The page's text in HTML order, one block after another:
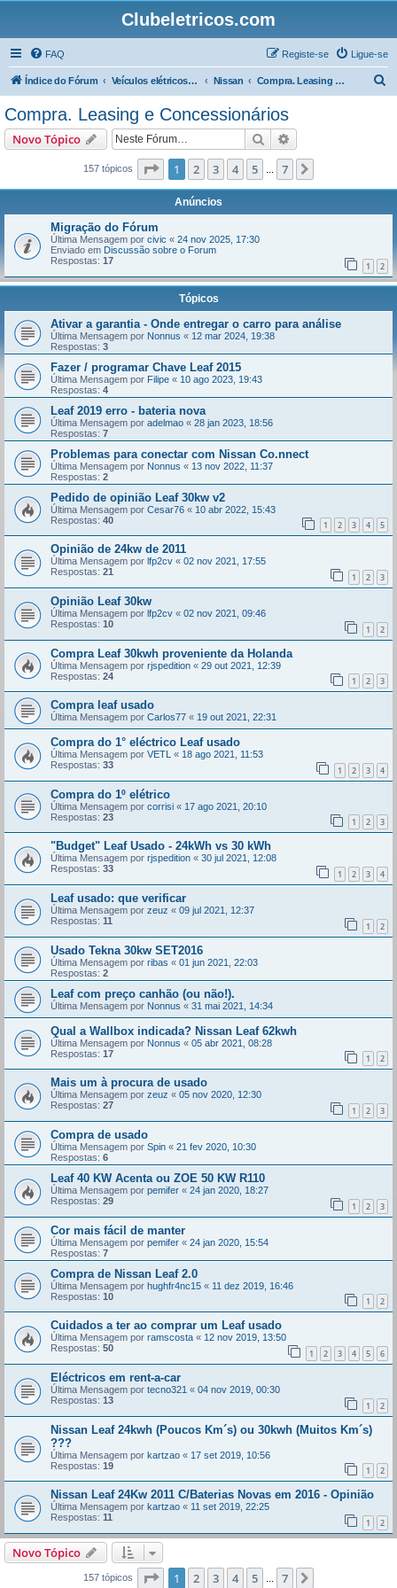
Clubeletricos.com
FAQ Ligue-se
Registe-se
Índice do Fórum Veículos elétricos e híbridos plug-in Nissan Compra. Leasing e Concessionários
Compra. Leasing e Concessionários
Novo Tópico Pesquisar
157 tópicos Página de
1 2 3 4 5 7
Anúncios
Migração do Fórum
Última Mensagem por civic « 24 nov 2025, 17:30
Enviado em Discussão sobre o Forum
Respostas: 17 1 2
Tópicos
Ativar a garantia - Onde entregar o carro para análise
Última Mensagem por Nonnus « 12 mar 2024, 19:38
Respostas: 3
Fazer / programar Chave Leaf 2015
Última Mensagem por Filipe « 10 ago 2023, 19:43
Respostas: 4
Leaf 2019 erro - bateria nova
Última Mensagem por adelmao « 28 jan 2023, 18:56
Respostas: 7
Problemas para conectar com Nissan Co.nnect
Última Mensagem por Nonnus « 13 nov 2022, 11:37
Respostas: 2
Pedido de opinião Leaf 30kw v2
Última Mensagem por Cesar76 « 10 abr 2022, 15:43
Respostas: 40 1 2 3 4 5
Opinião de 24kw de 2011
Última Mensagem por lfp2cv « 02 nov 2021, 17:55
Respostas: 21 1 2 3
Opinião Leaf 30kw
Última Mensagem por lfp2cv « 02 nov 2021, 09:46
Respostas: 10 1 2
Compra Leaf 30kwh proveniente da Holanda
Última Mensagem por rjspedition « 29 out 2021, 12:39
Respostas: 24 1 2 3
Compra leaf usado
Última Mensagem por Carlos77 « 19 out 2021, 22:31
Compra do 1° eléctrico Leaf usado
Última Mensagem por VETL « 18 ago 2021, 11:53
Respostas: 33 1 2 3 4
Compra do 1º elétrico
Última Mensagem por corrisi « 17 ago 2021, 20:10
Respostas: 23 1 2 3
"Budget" Leaf Usado - 24kWh vs 30 kWh
Última Mensagem por rjspedition « 30 jul 2021, 12:08
Respostas: 33 1 2 3 4
Leaf usado: que verificar
Última Mensagem por zeuz « 09 jul 2021, 12:37
Respostas: 11 1 2
Usado Tekna 30kw SET2016
Última Mensagem por ribas « 01 jun 2021, 22:03
Respostas: 2
Leaf com preço canhão (ou não!).
Última Mensagem por Nonnus « 31 mai 2021, 14:34
Qual a Wallbox indicada? Nissan Leaf 62kwh
Última Mensagem por Nonnus « 05 abr 2021, 08:28
Respostas: 17 1 2
Mais um à procura de usado
Última Mensagem por zeuz « 05 nov 2020, 12:30
Respostas: 27 1 2 3
Compra de usado
Última Mensagem por Spin « 21 fev 2020, 10:30
Respostas: 6
Leaf 40 KW Acenta ou ZOE 50 KW R110
Última Mensagem por pemifer « 24 jan 2020, 18:27
Respostas: 29 1 2 3
Cor mais fácil de manter
Última Mensagem por pemifer « 24 jan 2020, 15:54
Respostas: 7
Compra de Nissan Leaf 2.0
Última Mensagem por hughfr4nc15 « 11 dez 2019, 16:46
Respostas: 10 1 2
Cuidados a ter ao comprar um Leaf usado
Última Mensagem por ramscosta « 12 nov 2019, 13:50
Respostas: 50 1 2 3 4 5 6
Eléctricos em rent-a-car
Última Mensagem por tecno321 « 04 nov 2019, 00:30
Respostas: 13 1 2
Nissan Leaf 24kwh (Poucos Km´s) ou 30kwh (Muitos Km´s)
???
Última Mensagem por kartzao « 17 set 2019, 10:56
Respostas: 19 1 2
Nissan Leaf 24Kw 2011 C/Baterias Novas em 2016 - Opinião
Última Mensagem por kartzao « 11 set 2019, 22:25
Respostas: 11 1 2
Novo Tópico
157 tópicos Página de
1 2 3 4 5 7